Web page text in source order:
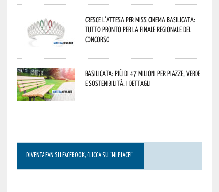
Cresce l’attesa per Miss Cinema Basilicata:
tutto pronto per la finale regionale del
concorso
Basilicata: più di 47 milioni per piazze, verde
e sostenibilità. I dettagli
DIVENTA FAN SU FACEBOOK, CLICCA SU “MI PIACE!”